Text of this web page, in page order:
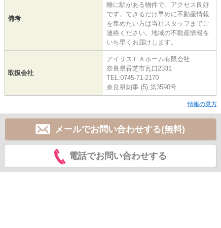
備考
離に駅がある物件で、アクセス良好
です。できるだけ早めに不動産情報
を集めたい方は当社スタッフまでご
連絡ください。地域の不動産情報を
いち早くお届けします。
取扱会社
アイリスＦＡホーム有限会社
奈良県香芝市瓦口2331
TEL:0745-71-2170
奈良県知事 (5) 第3590号
情報の見方
メールでお問い合わせする(無料)
電話でお問い合わせする